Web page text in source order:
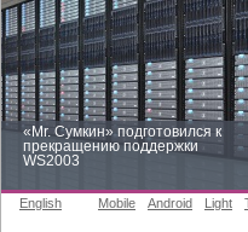
«Mr. Сумкин» подготовился к
прекращению поддержки
WS2003
English Mobile Android Light